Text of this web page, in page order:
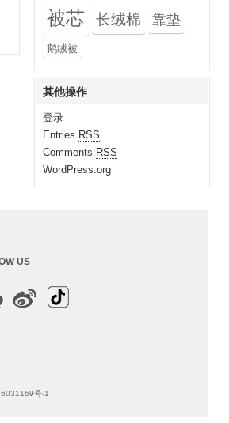
被芯 长绒棉 靠垫
鹅绒被
其他操作
登录
Entries RSS
Comments RSS
WordPress.org
US
号-1